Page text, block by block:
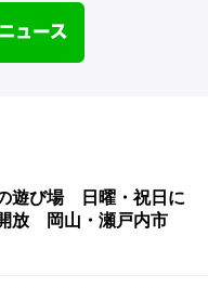
遊び場 日曜・祝日に
放 岡山・瀬戸内市